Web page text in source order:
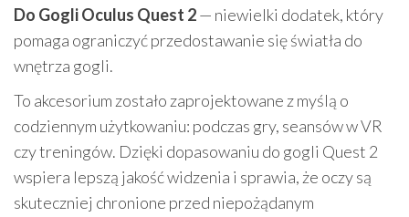
Do Gogli Oculus Quest 2— niewielki dodatek, który
pomaga ograniczyć przedostawanie się światła do
wnętrza gogli.
To akcesorium zostało zaprojektowane z myślą o
codziennym użytkowaniu: podczas gry, seansów w VR
czy treningów. Dzięki dopasowaniu do gogli Quest 2
wspiera lepszą jakość widzenia i sprawia, że oczy są
skuteczniej chronione przed niepożądanym